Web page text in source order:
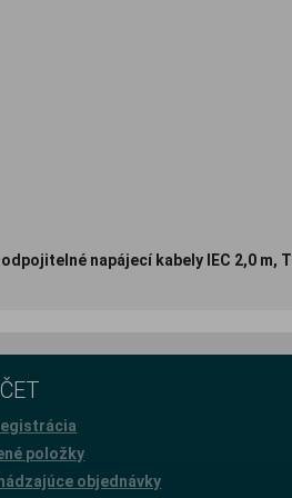
napájecí kabely IEC 2,0
položky
objednávky